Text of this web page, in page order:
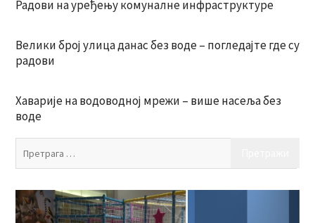
Радови на уређењу комуналне инфраструктуре
Велики број улица данас без воде – погледајте где су
радови
Хаварије на водоводној мрежи – више насеља без
воде